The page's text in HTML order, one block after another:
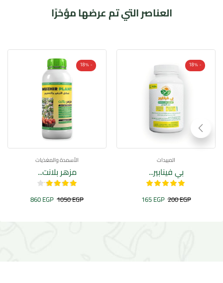
العناصر التي تم عرضها مؤخرًا
- 18%
المبيدات
بي فينابير...
200EGP
165EGP
- 18%
الأسمدة والمغذيات
مزهر بلانت...
1050EGP
860EGP